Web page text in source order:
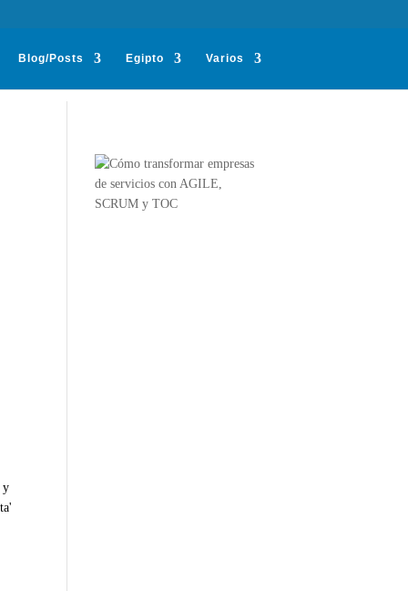
Blog/Posts Egipto Varios
y